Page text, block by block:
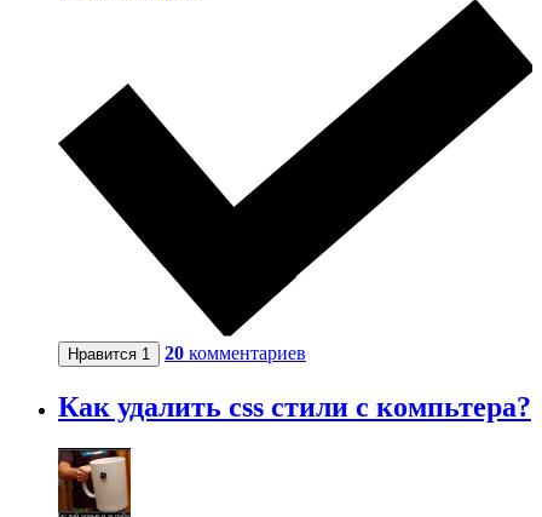
Нравится 1 20 комментариев
Как удалить css стили с компьтера?